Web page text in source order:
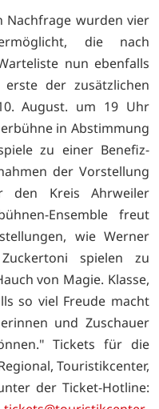
Nachfrage wurden vier
die nach
nun ebenfalls
der zusätzlichen
August. um 19 Uhr
in Abstimmung
zu einer Benefiz-
der Vorstellung
den Kreis Ahrweiler
Ensemble freut
wie Werner
spielen zu
von Magie. Klasse,
so viel Freude macht
und Zuschauer
Tickets für die
Touristikcenter,
der Ticket-Hotline: